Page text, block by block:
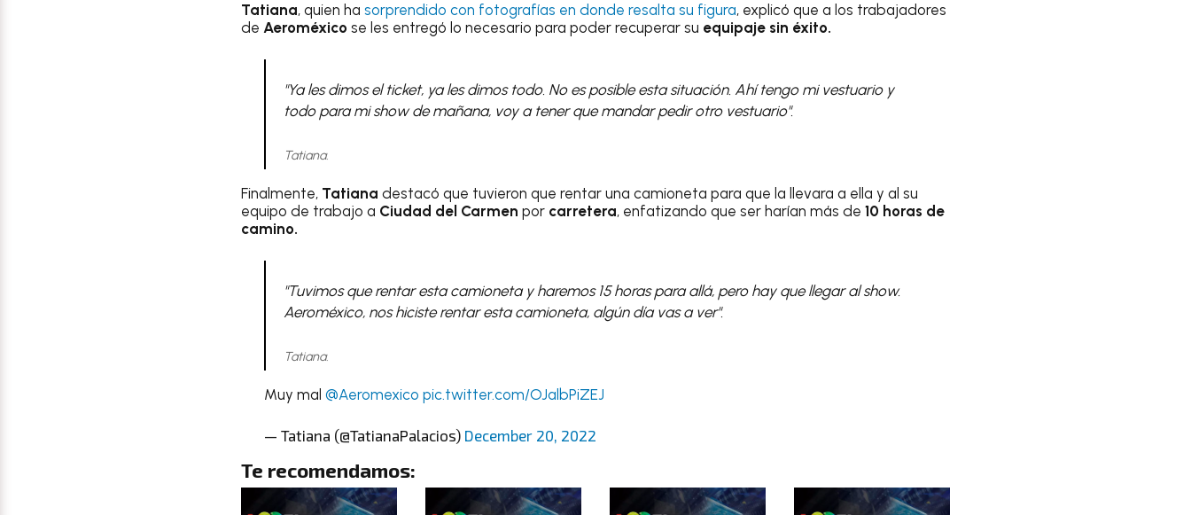
Tatiana, quien ha sorprendido con fotografías en donde resalta su figura, explicó que a los trabajadores
de Aeroméxico se les entregó lo necesario para poder recuperar su equipaje sin éxito.
"Ya les dimos el ticket, ya les dimos todo. No es posible esta situación. Ahí tengo mi vestuario y
todo para mi show de mañana, voy a tener que mandar pedir otro vestuario".
Tatiana.
Finalmente, Tatiana destacó que tuvieron que rentar una camioneta para que la llevara a ella y al su
equipo de trabajo a Ciudad del Carmen por carretera, enfatizando que ser harían más de 10 horas de
camino.
"Tuvimos que rentar esta camioneta y haremos 15 horas para allá, pero hay que llegar al show.
Aeroméxico, nos hiciste rentar esta camioneta, algún día vas a ver".
Tatiana.
Muy mal @Aeromexico pic.twitter.com/OJalbPiZEJ
— Tatiana (@TatianaPalacios) December 20, 2022
Te recomendamos: